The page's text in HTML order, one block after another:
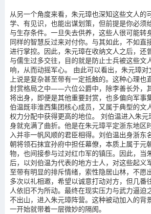
从另一个角度来看，朱元璋也深知这些文人的
学、有见识，也能出谋划策，但前提是你必须
与生存条件。一旦失去供养，这些人很可能转
同样的智慧反过来对付你。与其如此，不如直
进行掌控。因此，朱元璋在收纳文人之后，还
与儒生过多交往，目的就是防止士兵被这些文
响，从而动摇军心。 由此可以看出，朱元璋
上说是复杂甚至带有一定抵触的。这种心理也
封赏格局之中——六位公爵中，除李善长外，
将出身，即便是其他重要封赏，也多偏向军事
伯温既非淮西集团核心成员，又属于典型的文
权力分配中获得更高的地位。 刘伯温进入朱
身就充满了曲折。他是在朱元璋平定浙东地区
入并非一帆风顺的君臣相得。刘伯温出身浙东
朝将领石抹宜孙府中担任幕僚，本质上属于元
物，也间接参与过对红巾军的镇压。因此，当
后，以刘伯温为代表的地方士人，对这些起义
至带有明显的排斥情绪，索性隐居山林，不愿
多次以礼相邀，希望以诚意打动对方，但几番
人依旧不为所动。最终在现实压力与武力逼迫
不出山，进入朱元璋阵营。这种被动加入的背
一开始就带着一层微妙的隔阂。